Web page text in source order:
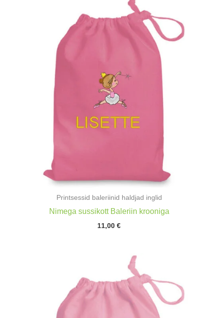
Printsessid baleriinid haldjad inglid
Nimega sussikott Baleriin krooniga
11,00 €